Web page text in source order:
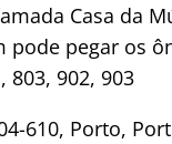
Casa da
pegar os
803, 902, 903
610, Porto,